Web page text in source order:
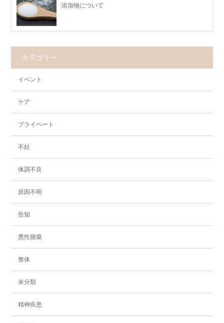
添加物について
カテゴリー
イベント
ケア
プライベート
不妊
体調不良
原因不明
告知
悪性腫瘍
整体
未分類
精神疾患